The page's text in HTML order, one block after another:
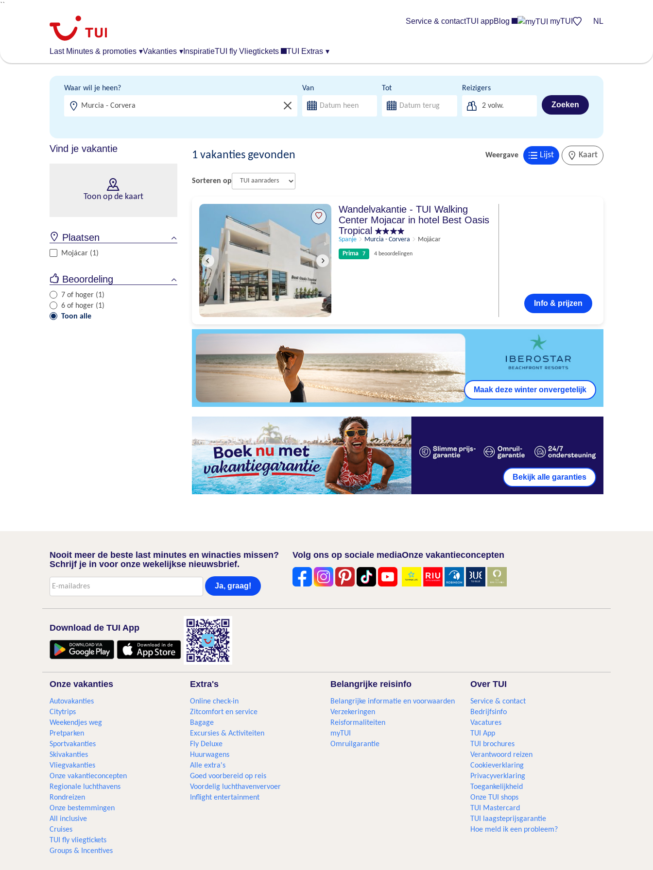
``
algemene
Last Minutes & promoties ▾Vakanties ▾ InspiratieTUI fly Vliegtickets TUI Extras ▾
Service & contactTUI appBlog myTUI NL
Waar wil je heen? Van Tot Reizigers
2 volw. Zoeken
Vind je vakantie
Toon op de kaart
Plaatsen
Mojácar (1)
Beoordeling
7 of hoger (1)
6 of hoger (1)
Toon alle
1vakanties gevonden Weergave Lijst Kaart
Sorteren op
4 beoordelingen
7
Wandelvakantie - TUI Walking
Center Mojacar in hotel Best Oasis
Tropical
Spanje Murcia - Corvera
Mojácar
Prima
7 4 beoordelingen
Info & prijzen
Maak deze winter onvergetelijk
Bekijk alle garanties
Nooit meer de beste last minutes en winacties missen?
Schrijf je in voor onze wekelijkse nieuwsbrief.
Ja, graag!
Volg ons op sociale mediaOnze vakantieconcepten
Download de TUI App
Onze vakanties
Autovakanties
Citytrips
Weekendjes weg
Pretparken
Sportvakanties
Skivakanties
Vliegvakanties
Onze vakantieconcepten
Regionale luchthavens
Rondreizen
Onze bestemmingen
All inclusive
Cruises
TUI fly vliegtickets
Groups & Incentives
Extra's
Online check-in
Zitcomfort en service
Bagage
Excursies & Activiteiten
Fly Deluxe
Huurwagens
Alle extra's
Goed voorbereid op reis
Voordelig luchthavenvervoer
Inflight entertainment
Belangrijke reisinfo
Belangrijke informatie en voorwaarden
Verzekeringen
Reisformaliteiten
myTUI
Omruilgarantie
Over TUI
Service & contact
Bedrijfsinfo
Vacatures
TUI App
TUI brochures
Verantwoord reizen
Cookieverklaring
Privacyverklaring
Toegankelijkheid
Onze TUI shops
TUI Mastercard
TUI laagsteprijsgarantie
Hoe meld ik een probleem?